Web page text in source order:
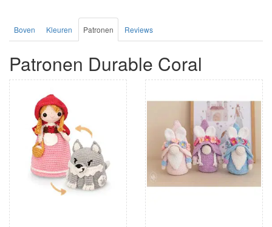
Boven Kleuren Patronen Reviews
Patronen Durable Coral